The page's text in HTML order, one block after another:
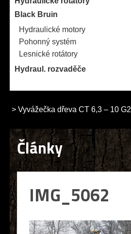
Black Bruin
Hydraulické motory
Pohonný systém
Lesnické rotátory
Hydraul. rozvaděče
> Vyvážečka dřeva CT 6,3 – 10 G2
Články
IMG_5062